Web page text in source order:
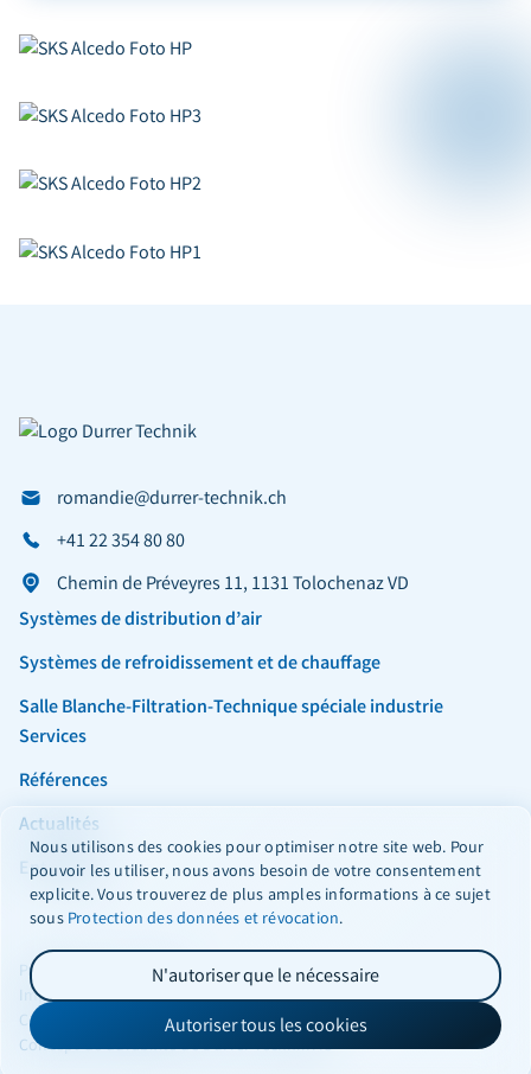
romandie@durrer-technik.ch
+41 22 354 80 80
Chemin de Préveyres 11, 1131 Tolochenaz VD
Systèmes de distribution d’air
Systèmes de refroidissement et de chauffage
Salle Blanche-Filtration-Technique spéciale industrie
Services
Références
Actualités
Entreprise
Protection des données
Impressum
Conditions générales
Concept de durabilité de Durrer Technik AG
FacebookInstagram
LinkedIn
Nous utilisons des cookies pour optimiser notre site web. Pour
pouvoir les utiliser, nous avons besoin de votre consentement
explicite. Vous trouverez de plus amples informations à ce sujet
sous Protection des données et révocation.
N'autoriser que le nécessaire
Autoriser tous les cookies